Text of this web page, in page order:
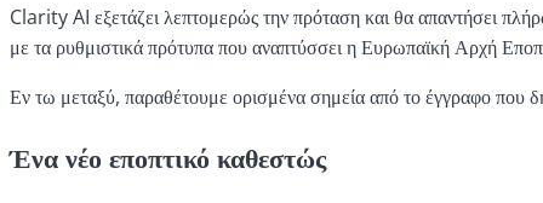
Clarity AI εξετάζει λεπτομερώς την πρόταση και θα απαντήσει
με τα ρυθμιστικά πρότυπα που αναπτύσσει η Ευρωπαϊκή Αρχή
Εν τω μεταξύ, παραθέτουμε ορισμένα σημεία από το έγγραφο που
Ένα νέο εποπτικό καθεστώς